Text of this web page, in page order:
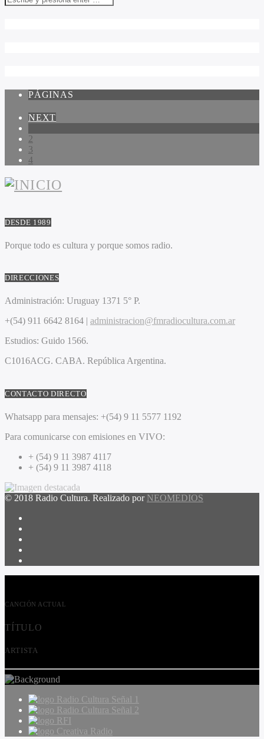
PÁGINAS
NEXT
2
3
4
DESDE 1989
Porque todo es cultura y porque somos radio.
DIRECCIONES
Administración: Uruguay 1371 5° P.
+(54) 911 6642 8164 | administracion@fmradiocultura.com.ar
Estudios: Guido 1566.
C1016ACG. CABA. República Argentina.
CONTACTO DIRECTO
Whatsapp para mensajes: +(54) 9 11 5577 1192
Para comunicarse con emisiones en VIVO:
+ (54) 9 11 3987 4117
+ (54) 9 11 3987 4118
© 2018 Radio Cultura. Realizado por NEOMEDIOS
CANCIÓN ACTUAL
TÍTULO
ARTISTA
Radio Cultura Señal 1
Radio Cultura Señal 2
RFI
Creativa Radio